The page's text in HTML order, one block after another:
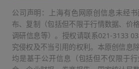
公司声明：上海有色网原创信息未经
布、复制（包括但不限于行情数据、价
调研信息等）。授权请联系021-3133
究侵权及不当引用的权利。本原创信息
均是基于公开信息（包括但不仅限于